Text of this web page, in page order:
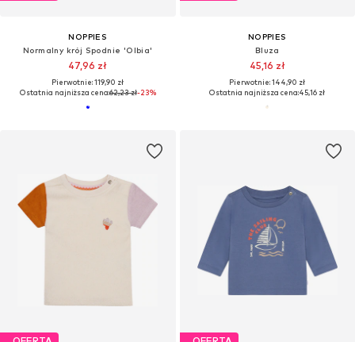
NOPPIES
Normalny krój Spodnie 'Olbia'
47,96 zł
Pierwotnie: 119,90 zł
Ostatnia najniższa cena:62,23 zł-23%
NOPPIES
Bluza
45,16 zł
Pierwotnie: 144,90 zł
Ostatnia najniższa cena:45,16 zł